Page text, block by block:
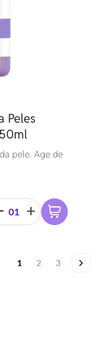
Peles
pele. Age de
Página
Você esta lendo a
1 Página
2 Página
3